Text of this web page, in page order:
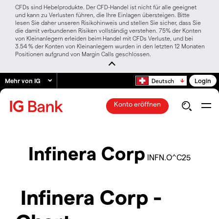
CFDs sind Hebelprodukte. Der CFD-Handel ist nicht für alle geeignet
und kann zu Verlusten führen, die Ihre Einlagen übersteigen. Bitte
lesen Sie daher unseren Risikohinweis und stellen Sie sicher, dass Sie
die damit verbundenen Risiken vollständig verstehen. 75% der Konten
von Kleinanlegern erleiden beim Handel mit CFDs Verluste, und bei
3.54 % der Konten von Kleinanlegern wurden in den letzten 12 Monaten
Positionen aufgrund von Margin Calls geschlossen.
Mehr von IG Deutsch Login
Konto eröffnen
Infinera Corp INFN.O^C25
Infinera Corp -